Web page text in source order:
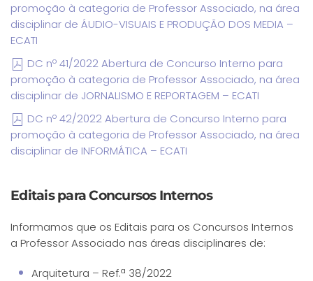
promoção à categoria de Professor Associado, na área
disciplinar de ÁUDIO-VISUAIS E PRODUÇÃO DOS MEDIA –
ECATI
DC nº 41/2022 Abertura de Concurso Interno para
promoção à categoria de Professor Associado, na área
disciplinar de JORNALISMO E REPORTAGEM – ECATI
DC nº 42/2022 Abertura de Concurso Interno para
promoção à categoria de Professor Associado, na área
disciplinar de INFORMÁTICA – ECATI
Editais para Concursos Internos
Informamos que os Editais para os Concursos Internos
a Professor Associado nas áreas disciplinares de:
Arquitetura – Ref.ª 38/2022